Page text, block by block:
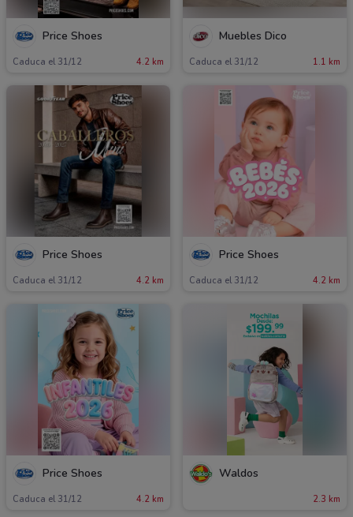
Price Shoes
Caduca el 31/12 4.2 km
Muebles Dico
Caduca el 31/12 1.1 km
Price Shoes
Caduca el 31/12 4.2 km
Price Shoes
Caduca el 31/12 4.2 km
Price Shoes
Caduca el 31/12 4.2 km
Waldos
2.3 km